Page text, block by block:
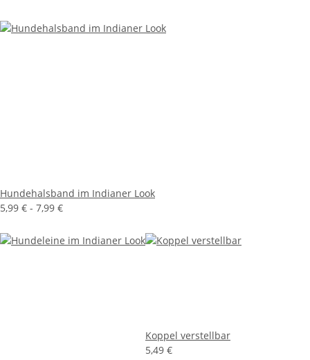
Hundehalsband im Indianer Look
5,99 € - 7,99 €
Koppel verstellbar
5,49 €